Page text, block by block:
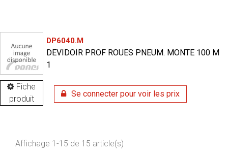
Fiche
produit
DP6040.M
DEVIDOIR PROF ROUES PNEUM. MONTE 100 M
1
Se connecter pour voir les prix
Affichage 1-15 de 15 article(s)